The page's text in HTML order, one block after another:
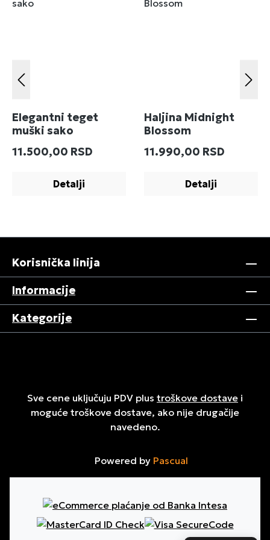
Elegantni teget
muški sako
Redovna cena:
11.500,00 RSD
Detalji
Haljina Midnight
Blossom
Redovna cena:
11.990,00 RSD
Detalji
Korisnička linija
Informacije
Kategorije
Sve cene uključuju PDV plus troškove dostave i
moguće troškove dostave, ako nije drugačije
navedeno.
Powered by Pascual